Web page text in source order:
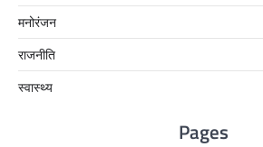
मनोरंजन
राजनीति
स्वास्थ्य
Pages